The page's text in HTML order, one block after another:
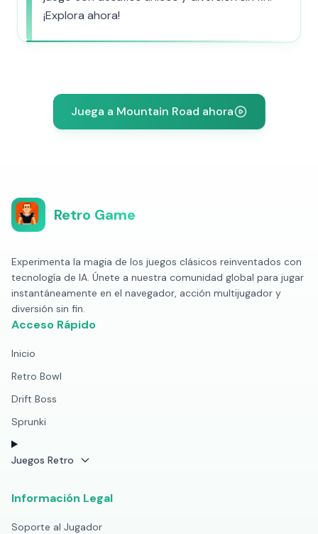
¡Explora ahora!
Juega a Mountain Road ahora
Retro Game
Experimenta la magia de los juegos clásicos reinventados con
tecnología de IA. Únete a nuestra comunidad global para jugar
instantáneamente en el navegador, acción multijugador y
diversión sin fin.
Acceso Rápido
Inicio
Retro Bowl
Drift Boss
Sprunki
Juegos Retro
Información Legal
Soporte al Jugador